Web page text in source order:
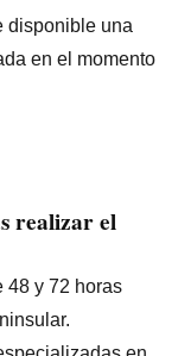
disponible una
en el momento
realizar el
48 y 72 horas